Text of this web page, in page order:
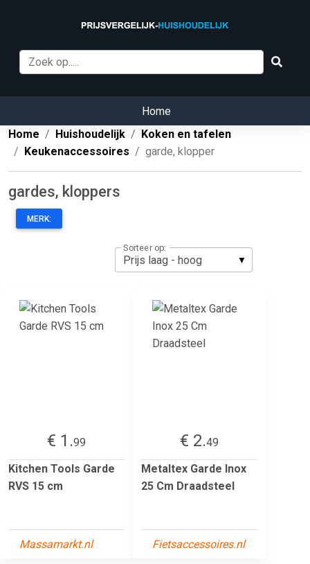
Home
Home
Huishoudelijk
Koken en tafelen
Keukenaccessoires
garde, klopper
gardes, kloppers
MERK:
Sorteer op:
€ 1.99
Kitchen Tools Garde
RVS 15 cm
Massamarkt.nl
€ 2.49
Metaltex Garde Inox
25 Cm Draadsteel
Fietsaccessoires.nl